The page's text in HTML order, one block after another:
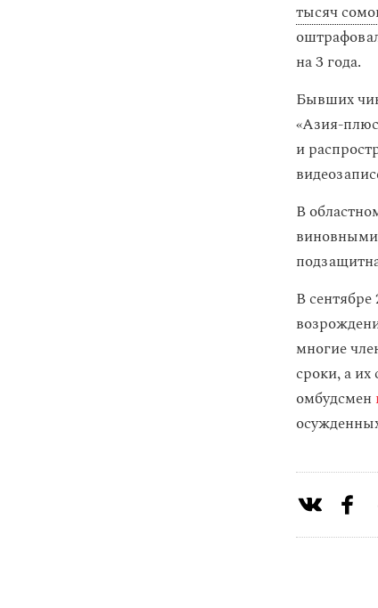
тысяч
на 3 года.
Бывших
«Азия-
и
В
В
многие
сроки, а их
омбудсмен